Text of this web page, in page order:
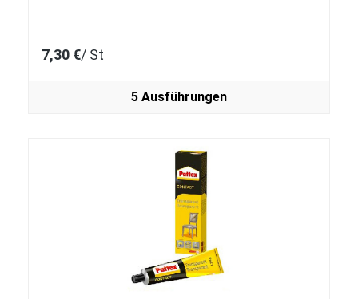
7,30 €/ St
5 Ausführungen